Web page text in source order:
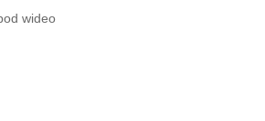
wideo